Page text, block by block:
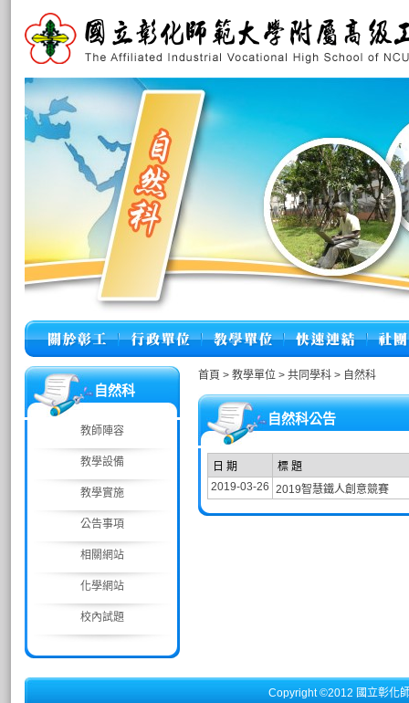
自然科
教師陣容
教學設備
教學實施
公告事項
相關網站
化學網站
校內試題
首頁 > 教學單位 > 共同學科 > 自然科
自然科公告
日 期
標 題
2019-03-26 2019智慧鐵人創意競賽
Copyright ©2012 國立彰化